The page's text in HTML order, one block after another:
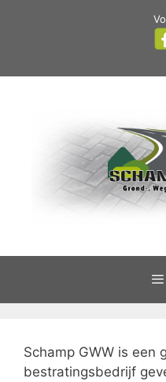
Schamp GWW is een
bestratingsbedrijf